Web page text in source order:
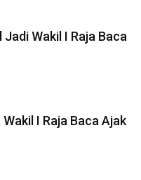
Wakil I Raja Baca
I Raja Baca Ajak